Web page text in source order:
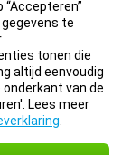
te
tonen die
altijd eenvoudig
van de
Lees meer